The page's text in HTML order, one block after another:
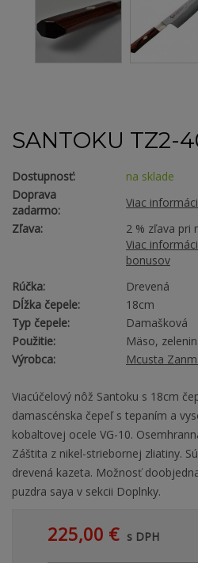
SANTOKU TZ2-
Dostupnosť:
na sklade
Doprava
zadarmo:
Viac
Zľava:
2 % zľava pri
Viac
bonusov
Rúčka:
Drevená
Dĺžka čepele:
18cm
Typ čepele:
Damašková
Použitie:
Mäso,
Výrobca:
Mcusta
Viacúčelový nôž Santoku s 18cm
damascénska čepeľ s tepaním a
kobaltovej ocele VG-10.
Záštita z nikel-striebornej zliatiny.
drevená kazeta. Možnosť
puzdra saya v sekcii Doplnky.
225,00 € s DPH